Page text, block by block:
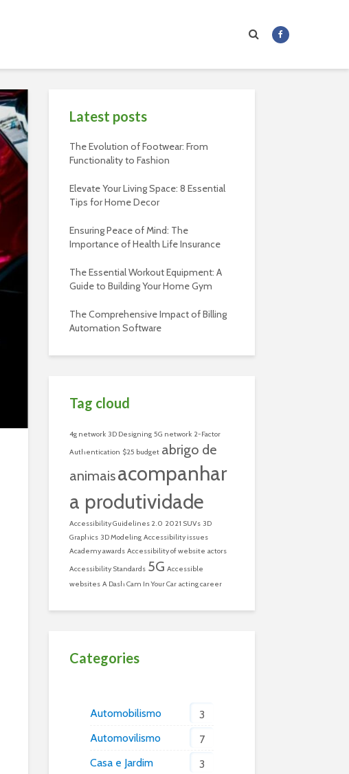
Latest posts
The Evolution of Footwear: From
Functionality to Fashion
Elevate Your Living Space: 8 Essential
Tips for Home Decor
Ensuring Peace of Mind: The
Importance of Health Life Insurance
The Essential Workout Equipment: A
Guide to Building Your Home Gym
The Comprehensive Impact of Billing
Automation Software
Tag cloud
4g network 3D Designing 5G network 2-Factor
Authentication $25 budget abrigo de
animaisacompanhar
a produtividade
Accessibility Guidelines 2.0 2021 SUVs 3D
Graphics 3D Modeling Accessibility issues
Academy awards Accessibility of website actors
Accessibility Standards 5G Accessible
websites A Dash Cam In Your Car acting career
Categories
Automobilismo
3
Automovilismo
7
Casa e Jardim
3